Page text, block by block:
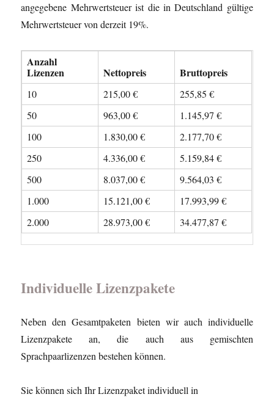
angegebene Mehrwertsteuer ist die in Deutschland gültige
Mehrwertsteuer von derzeit 19%.
Anzahl
Lizenzen Nettopreis Bruttopreis
10 215,00 €
255,85 €
50
963,00 €
1.145,97 €
100
1.830,00 €
2.177,70 €
250
4.336,00 €
5.159,84 €
500
8.037,00 €
9.564,03 €
1.000
15.121,00 €
17.993,99 €
2.000
28.973,00 € 34.477,87 €
Individuelle Lizenzpakete
Neben den Gesamtpaketen bieten wir auch individuelle
Lizenzpakete an, die auch aus gemischten
Sprachpaarlizenzen bestehen können.
Sie können sich Ihr Lizenzpaket individuell in